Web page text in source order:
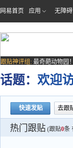
网易首页 应用 无障
跟贴神评组: 最奇葩动物园
场子
话题： 欢迎
快速发贴 去跟
热门跟贴 (跟贴0条